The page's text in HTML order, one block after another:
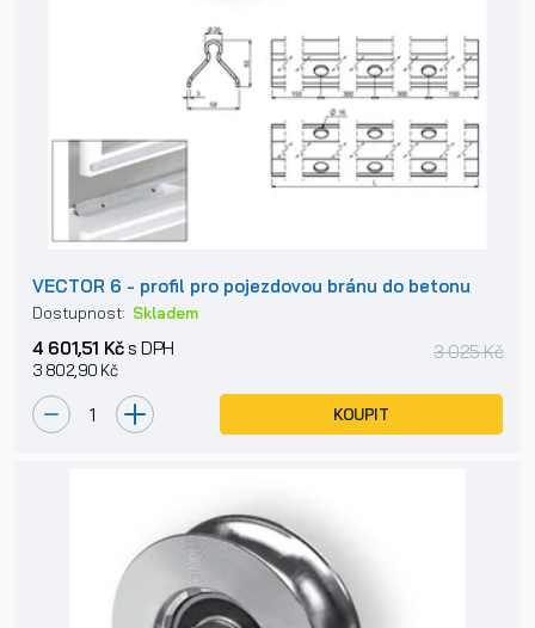
VECTOR 6 - profil pro pojezdovou bránu do betonu
Dostupnost: Skladem
4 601,51 Kčs DPH
3 802,90 Kč
3 025 Kč
KOUPIT